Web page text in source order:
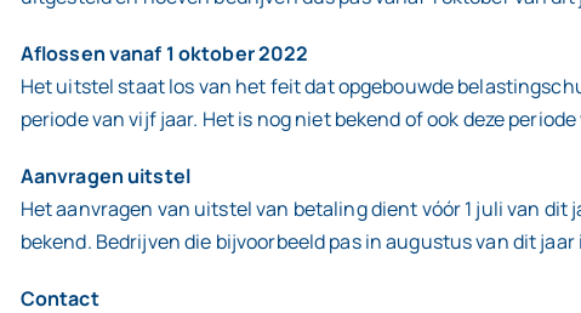
Aflossen vanaf 1 oktober 2022
Het uitstel staat los van het feit dat opgebouwde
periode van vijf jaar. Het is nog niet bekend of ook deze
Aanvragen uitstel
Het aanvragen van uitstel van betaling dient vóór 1 juli van
bekend. Bedrijven die bijvoorbeeld pas in augustus van dit
Contact